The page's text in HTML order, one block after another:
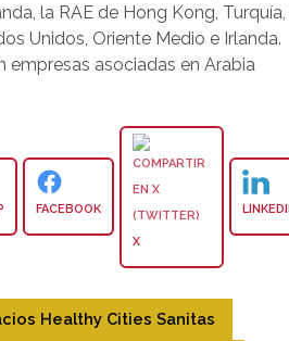
la RAE de Hong Kong, Turquía,
Unidos, Oriente Medio e Irlanda.
empresas asociadas en Arabia
FACEBOOK
X
Healthy Cities Sanitas